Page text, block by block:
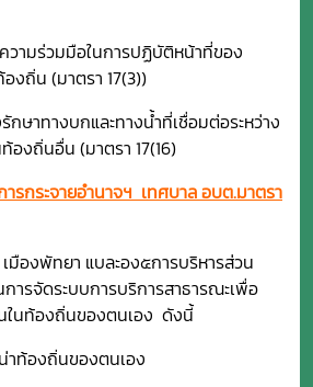
ความร่วมมือในการปฏิบัติหน้าที่ของ
งถิ่น (มาตรา 17(3))
กษาทางบกและทางน้ำที่เชื่อมต่อระหว่าง
งถิ่นอื่น (มาตรา 17(16)
รกระจายอำนาจฯ เทศบาล อบต.มาตรา
มืองพัทยา แบละอง๕การบริหารส่วน
ารจัดระบบการบริการสาธารณะเพื่อ
ในท้องถิ่นของตนเอง ดังนี้
ท้องถิ่นของตนเอง